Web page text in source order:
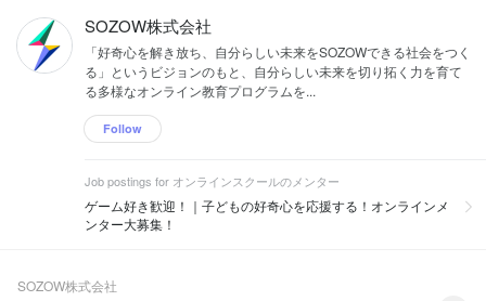
SOZOW株式会社
「好奇心を解き放ち、自分らしい未来をSOZOWできる社会をつく
る」というビジョンのもと、自分らしい未来を切り拓く力を育て
る多様なオンライン教育プログラムを...
Follow
Job postings for オンラインスクールのメンター
ゲーム好き歓迎！｜子どもの好奇心を応援する！オンラインメ
ンター大募集！
SOZOW株式会社